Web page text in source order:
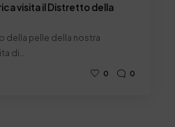
visita il Distretto della
della pelle della nostra
di…
0 0